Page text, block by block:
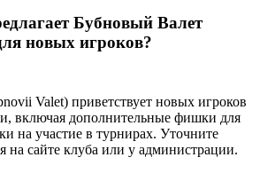
Бубновый Валет
новых игроков?
Valet) приветствует новых игроков
включая дополнительные фишки для
на участие в турнирах. Уточните
на сайте клуба или у администрации.